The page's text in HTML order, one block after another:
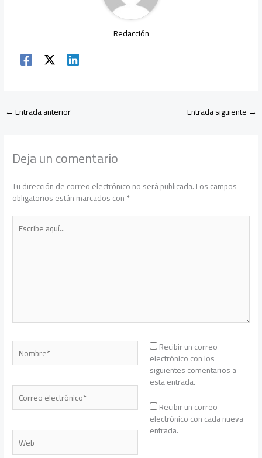
Redacción
←Entrada anterior Entrada siguiente →
Deja un comentario
Tu dirección de correo electrónico no será publicada.Los campos
obligatorios están marcados con*
Escribe
aquí...
Nombre*
Correo
electrónico*
Web
Recibir un correo
electrónico con los
siguientes comentarios a
esta entrada.
Recibir un correo
electrónico con cada nueva
entrada.